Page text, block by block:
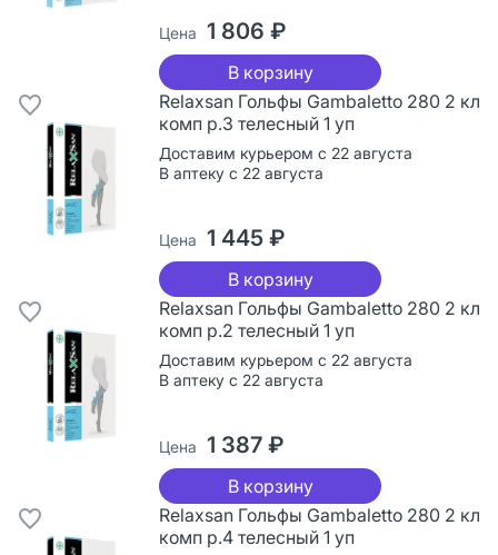
Цена 1 806 ₽
В корзину
Relaxsan Гольфы Gambaletto 280 2 кл
комп р.3 телесный 1 уп
Доставим курьером с 22 августа
В аптеку с 22 августа
Цена 1 445 ₽
В корзину
Relaxsan Гольфы Gambaletto 280 2 кл
комп р.2 телесный 1 уп
Доставим курьером с 22 августа
В аптеку с 22 августа
Цена 1 387 ₽
В корзину
Relaxsan Гольфы Gambaletto 280 2 кл
комп р.4 телесный 1 уп